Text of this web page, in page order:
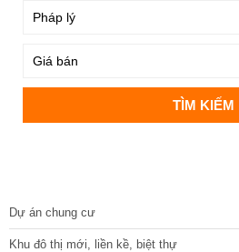
Dự án chung cư
Khu đô thị mới, liền kề, biệt thự